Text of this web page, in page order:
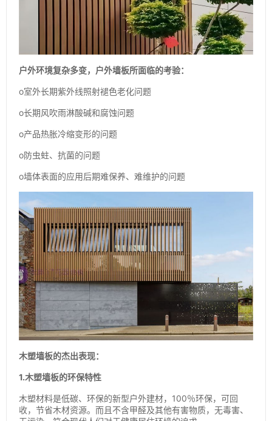
户外环境复杂多变，户外墙板所面临的考验：
o室外长期紫外线照射褪色老化问题
o长期风吹雨淋酸碱和腐蚀问题
o产品热胀冷缩变形的问题
o防虫蛀、抗菌的问题
o墙体表面的应用后期难保养、难维护的问题
木塑墙板的杰出表现：
1.木塑墙板的环保特性
木塑材料是低碳、环保的新型户外建材，100％环保，可回
收，节省木材资源。而且不含甲醛及其他有害物质，无毒害、